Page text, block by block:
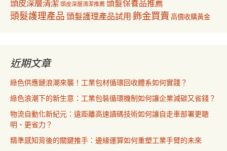
頭皮深層清潔 頭皮深層清潔推薦 頭髮保養品推薦
頭髮護理產品 頭髮護理產品試用 飾金買賣 高價收購黃金
近期文章
綠色供應鏈浪潮來襲！工業包材循環回收體系如何實踐？
綠色浪潮下的新生意：工業包裝循環機制如何讓企業減碳又省錢？
物流自動化新紀元：遠距離高速讀碼技術如何讓自走車部署更聰
明、更省力？
精準感知背後的關鍵推手：邊緣運算如何重塑工業手臂的未來